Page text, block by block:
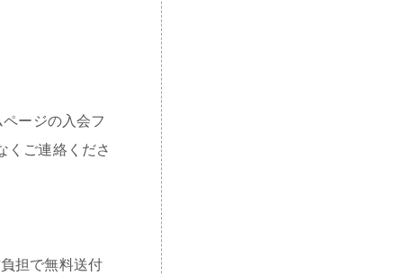
ージの入会フ
くご連絡くださ
担で無料送付